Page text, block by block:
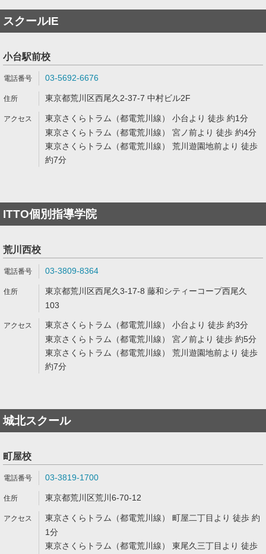
スクールIE
小台駅前校
03-5692-6676
東京都荒川区西尾久2-37-7 中村ビル2F
東京さくらトラム（都電荒川線） 小台より 徒歩 約1分
東京さくらトラム（都電荒川線） 宮ノ前より 徒歩 約4分
東京さくらトラム（都電荒川線） 荒川遊園地前より 徒歩
約7分
ITTO個別指導学院
荒川西校
03-3809-8364
東京都荒川区西尾久3-17-8 藤和シティーコープ西尾久
103
東京さくらトラム（都電荒川線） 小台より 徒歩 約3分
東京さくらトラム（都電荒川線） 宮ノ前より 徒歩 約5分
東京さくらトラム（都電荒川線） 荒川遊園地前より 徒歩
約7分
城北スクール
町屋校
03-3819-1700
東京都荒川区荒川6-70-12
東京さくらトラム（都電荒川線） 町屋二丁目より 徒歩 約
1分
東京さくらトラム（都電荒川線） 東尾久三丁目より 徒歩